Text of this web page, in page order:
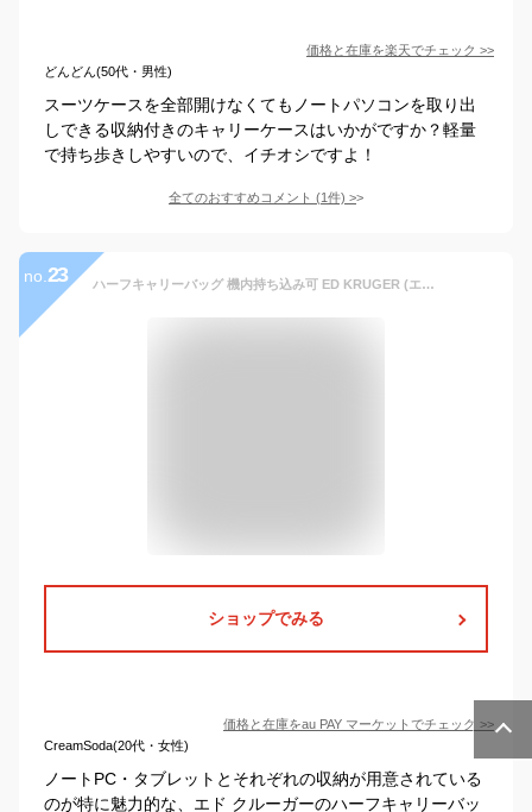
価格と在庫を楽天でチェック >>
どんどん(50代・男性)
スーツケースを全部開けなくてもノートパソコンを取り出
しできる収納付きのキャリーケースはいかがですか？軽量
で持ち歩きしやすいので、イチオシですよ！
全てのおすすめコメント (1件) >
no. 23 ハーフキャリーバッグ 機内持ち込み可 ED KRUGER (エド クルーガー) ノートパソコン収納ポケット付き ビジネス対応 ハーフキャリーケース
ショップでみる
価格と在庫をau PAY マーケット でチェック >>
CreamSoda(20代・女性)
ノートPC・タブレットとそれぞれの収納が用意されている
のが特に魅力的な、エド クルーガーのハーフキャリーバッ